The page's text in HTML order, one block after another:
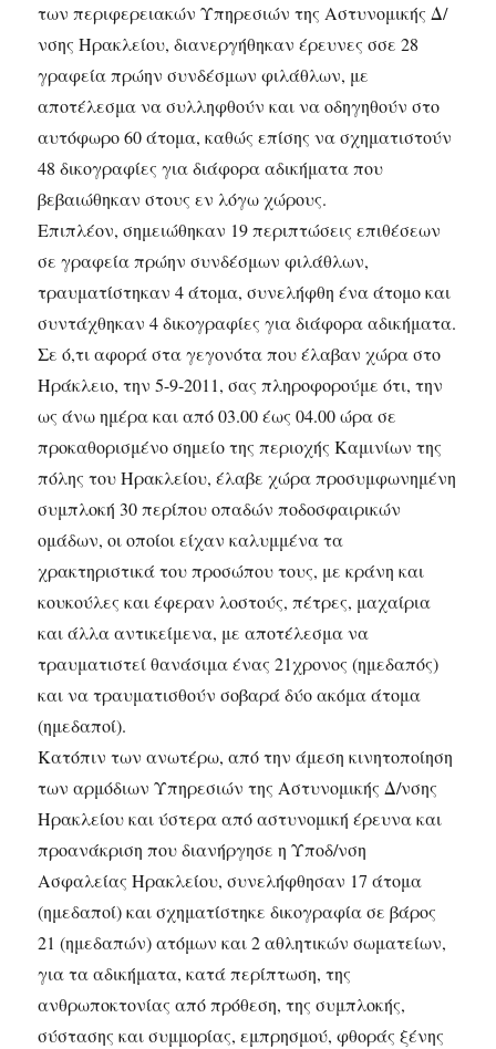
των περιφερειακών Υπηρεσιών της Αστυνομικής Δ/
νσης Ηρακλείου, διανεργήθηκαν έρευνες σσε 28
γραφεία πρώην συνδέσμων φιλάθλων, με
αποτέλεσμα να συλληφθούν και να οδηγηθούν στο
αυτόφωρο 60 άτομα, καθώς επίσης να σχηματιστούν
48 δικογραφίες για διάφορα αδικήματα που
βεβαιώθηκαν στους εν λόγω χώρους.
Επιπλέον, σημειώθηκαν 19 περιπτώσεις επιθέσεων
σε γραφεία πρώην συνδέσμων φιλάθλων,
τραυματίστηκαν 4 άτομα, συνελήφθη ένα άτομο και
συντάχθηκαν 4 δικογραφίες για διάφορα αδικήματα.
Σε ό,τι αφορά στα γεγονότα που έλαβαν χώρα στο
Ηράκλειο, την 5-9-2011, σας πληροφορούμε ότι, την
ως άνω ημέρα και από 03.00 έως 04.00 ώρα σε
προκαθορισμένο σημείο της περιοχής Καμινίων της
πόλης του Ηρακλείου, έλαβε χώρα προσυμφωνημένη
συμπλοκή 30 περίπου οπαδών ποδοσφαιρικών
ομάδων, οι οποίοι είχαν καλυμμένα τα
χρακτηριστικά του προσώπου τους, με κράνη και
κουκούλες και έφεραν λοστούς, πέτρες, μαχαίρια
και άλλα αντικείμενα, με αποτέλεσμα να
τραυματιστεί θανάσιμα ένας 21χρονος (ημεδαπός)
και να τραυματισθούν σοβαρά δύο ακόμα άτομα
(ημεδαποί).
Κατόπιν των ανωτέρω, από την άμεση κινητοποίηση
των αρμόδιων Υπηρεσιών της Αστυνομικής Δ/νσης
Ηρακλείου και ύστερα από αστυνομική έρευνα και
προανάκριση που διανήργησε η Υποδ/νση
Ασφαλείας Ηρακλείου, συνελήφθησαν 17 άτομα
(ημεδαποί) και σχηματίστηκε δικογραφία σε βάρος
21 (ημεδαπών) ατόμων και 2 αθλητικών σωματείων,
για τα αδικήματα, κατά περίπτωση, της
ανθρωποκτονίας από πρόθεση, της συμπλοκής,
σύστασης και συμμορίας, εμπρησμού, φθοράς ξένης